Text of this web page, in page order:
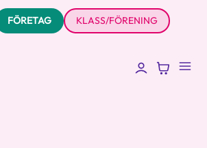
FÖRETAG KLASS/FÖRENING